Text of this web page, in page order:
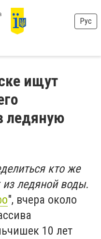
Рус
ищут
ледяную
кто же
ледяной воды.
", вчера около
10 лет